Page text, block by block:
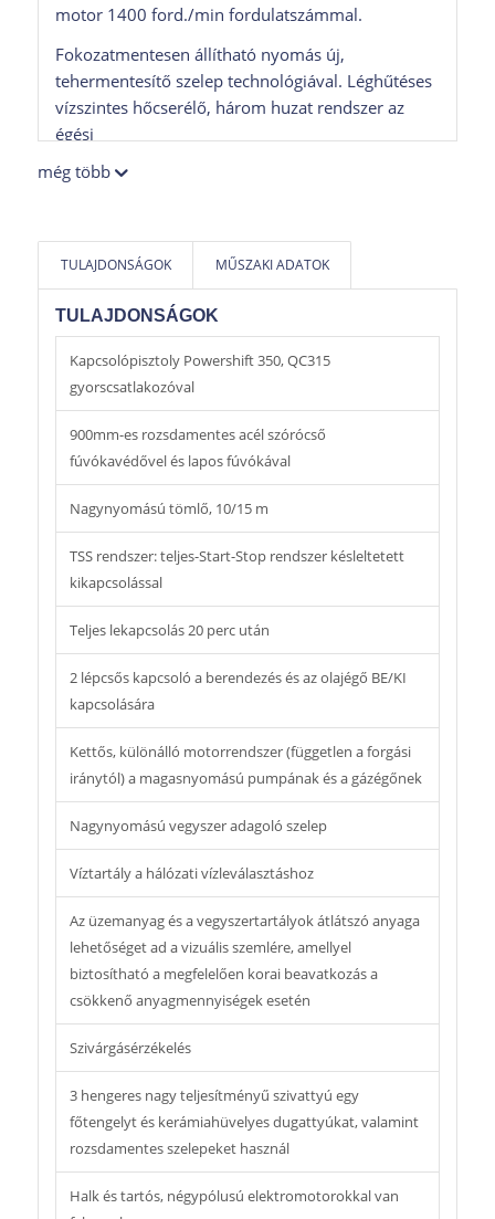
motor 1400 ford./min fordulatszámmal.
Fokozatmentesen állítható nyomás új,
tehermentesítő szelep technológiával. Léghűtéses
vízszintes hőcserélő, három huzat rendszer az
égési
levegő előmelegítéséhez, alacsony káros anyag-
kibocsátás, ami tartósan alacsonyabb a
hatásfoka 93%.
erősen szennyezett fém alkatrészek, gépek,
járművek, falfelületek, stb. tisztításához.
még több
TULAJDONSÁGOK MŰSZAKI ADATOK
TULAJDONSÁGOK
Kapcsolópisztoly Powershift 350, QC315
gyorscsatlakozóval
900mm-es rozsdamentes acél szórócső
fúvókavédővel és lapos fúvókával
Nagynyomású tömlő, 10/15 m
TSS rendszer: teljes-Start-Stop rendszer késleltetett
kikapcsolással
Teljes lekapcsolás 20 perc után
2 lépcsős kapcsoló a berendezés és az olajégő BE/KI
kapcsolására
Kettős, különálló motorrendszer (független a forgási
iránytól) a magasnyomású pumpának és a gázégőnek
Nagynyomású vegyszer adagoló szelep
Víztartály a hálózati vízleválasztáshoz
Az üzemanyag és a vegyszertartályok átlátszó anyaga
lehetőséget ad a vizuális szemlére, amellyel
biztosítható a megfelelően korai beavatkozás a
csökkenő anyagmennyiségek esetén
Szivárgásérzékelés
3 hengeres nagy teljesítményű szivattyú egy
főtengelyt és kerámiahüvelyes dugattyúkat, valamint
rozsdamentes szelepeket használ
Halk és tartós, négypólusú elektromotorokkal van